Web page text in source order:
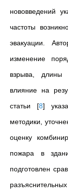
нововведений
частоты
эвакуации.
изменение
взрыва, длины
влияние на
статьи [8]
методики,
оценку
пожара в
подготовлен